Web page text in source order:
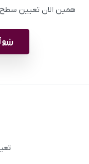
همین الان تعیین سطح